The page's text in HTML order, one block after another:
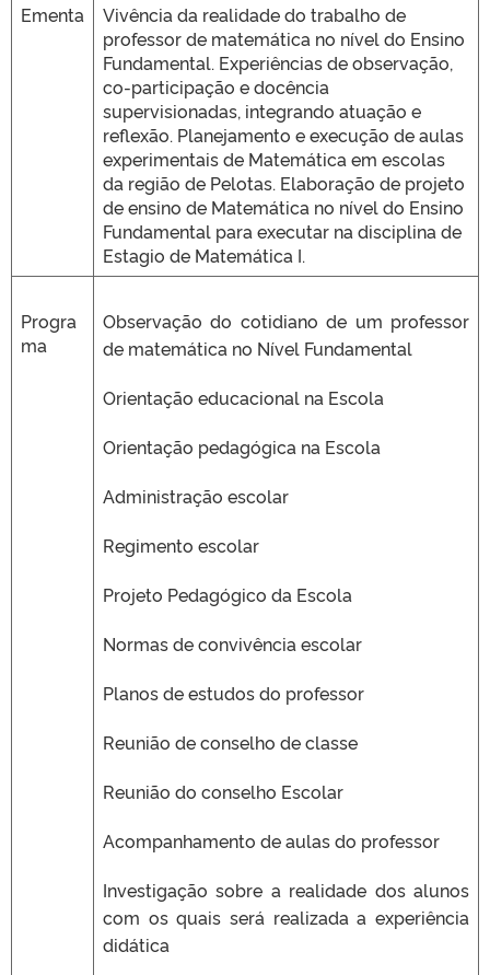
Ementa
Vivência da realidade do trabalho de
professor de matemática no nível do Ensino
Fundamental. Experiências de observação,
co-participação e docência
supervisionadas, integrando atuação e
reflexão. Planejamento e execução de aulas
experimentais de Matemática em escolas
da região de Pelotas. Elaboração de projeto
de ensino de Matemática no nível do Ensino
Fundamental para executar na disciplina de
Estagio de Matemática I.
Progra
ma
Observação do cotidiano de um professor
de matemática no Nível Fundamental
Orientação educacional na Escola
Orientação pedagógica na Escola
Administração escolar
Regimento escolar
Projeto Pedagógico da Escola
Normas de convivência escolar
Planos de estudos do professor
Reunião de conselho de classe
Reunião do conselho Escolar
Acompanhamento de aulas do professor
Investigação sobre a realidade dos alunos
com os quais será realizada a experiência
didática